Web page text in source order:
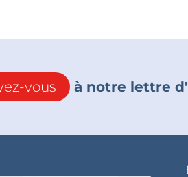
vous à notre lettre